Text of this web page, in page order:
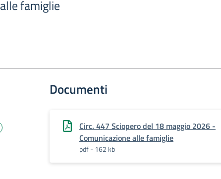
alle famiglie
Documenti
Circ. 447 Sciopero del 18 maggio 2026 -
Comunicazione alle famiglie
pdf - 162 kb